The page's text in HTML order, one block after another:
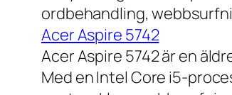
ordbehandling,
Acer Aspire 5742
Acer Aspire 5742 är en
Med en Intel Core i5-